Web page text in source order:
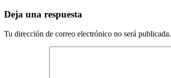
Deja una respuesta
Tu dirección de correo electrónico no será publicada.